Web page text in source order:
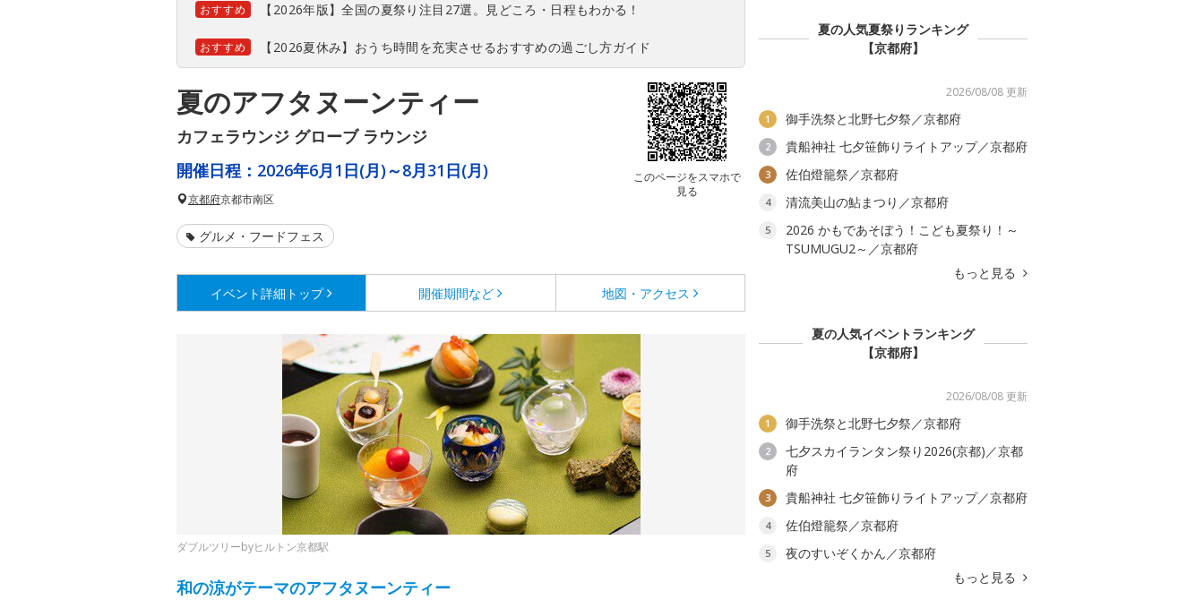
おすすめ 【2026年版】全国の夏祭り注目27選。見どころ・日程もわかる！
おすすめ 【2026夏休み】おうち時間を充実させるおすすめの過ごし方ガイド
夏のアフタヌーンティー
カフェラウンジ グローブ ラウンジ
このページをスマホで
見る
開催日程： 2026年6月1日(月)～8月31日(月)
京都府京都市南区
グルメ・フードフェス
イベント詳細 トップ 開催期間など 地図・アクセス
ダブルツリーbyヒルトン京都駅
和の涼がテーマのアフタヌーンティー
夏の人気夏祭りランキング
【京都府】
2026/08/08 更新
1 御手洗祭と北野七夕祭／京都府
2 貴船神社 七夕笹飾りライトアップ／京都府
3 佐伯燈籠祭／京都府
4 清流美山の鮎まつり／京都府
5
2026 かもであそぼう！こども夏祭り！～
TSUMUGU2～／京都府
もっと見る
夏の人気イベントランキング
【京都府】
2026/08/08 更新
1 御手洗祭と北野七夕祭／京都府
2
七夕スカイランタン祭り2026(京都)／京都
府
3 貴船神社 七夕笹飾りライトアップ／京都府
4 佐伯燈籠祭／京都府
5
夜のすいぞくかん／京都府
もっと見る